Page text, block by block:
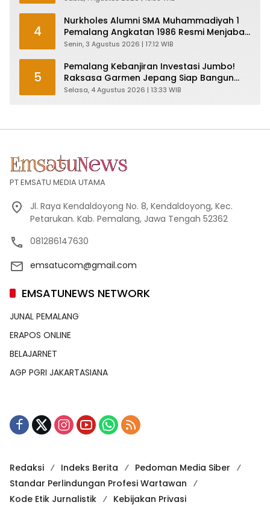
4
Nurkholes Alumni SMA Muhammadiyah 1
Pemalang Angkatan 1986 Resmi Menjabat
Plt Bupati, Inilah Pesan Ketua Asmam 86
Senin, 3 Agustus 2026 | 17:12 WIB
5
Pemalang Kebanjiran Investasi Jumbo!
Raksasa Garmen Jepang Siap Bangun
Pabrik dan Serap Ribuan Tenaga Kerja
Selasa, 4 Agustus 2026 | 13:33 WIB
PT EMSATU MEDIA UTAMA
Jl. Raya Kendaldoyong No. 8, Kendaldoyong, Kec.
Petarukan. Kab. Pemalang, Jawa Tengah 52362
081286147630
emsatucom@gmail.com
EMSATUNEWS NETWORK
JUNAL PEMALANG
ERAPOS ONLINE
BELAJARNET
AGP PGRI JAKARTASIANA
Redaksi Indeks Berita
Pedoman Media Siber
Standar Perlindungan Profesi Wartawan
Kode Etik Jurnalistik
Kebijakan Privasi